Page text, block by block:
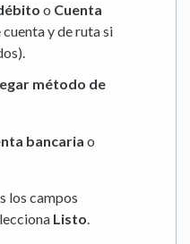
o Cuenta
y de ruta si
método de
bancaria o
los campos
Listo.